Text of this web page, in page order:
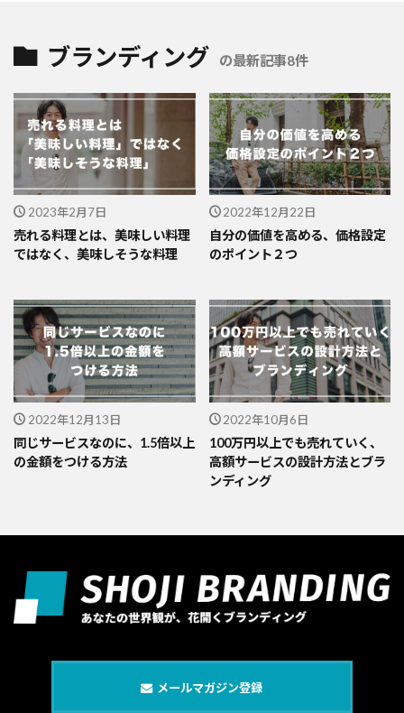
ブランディング の最新記事8件
2023年2月7日
売れる料理とは、美味しい料理
ではなく、美味しそうな料理
2022年12月22日
自分の価値を高める、価格設定
のポイント２つ
2022年12月13日
同じサービスなのに、1.5倍以上
の金額をつける方法
2022年10月6日
100万円以上でも売れていく、
高額サービスの設計方法とブラ
ンディング
メールマガジン登録